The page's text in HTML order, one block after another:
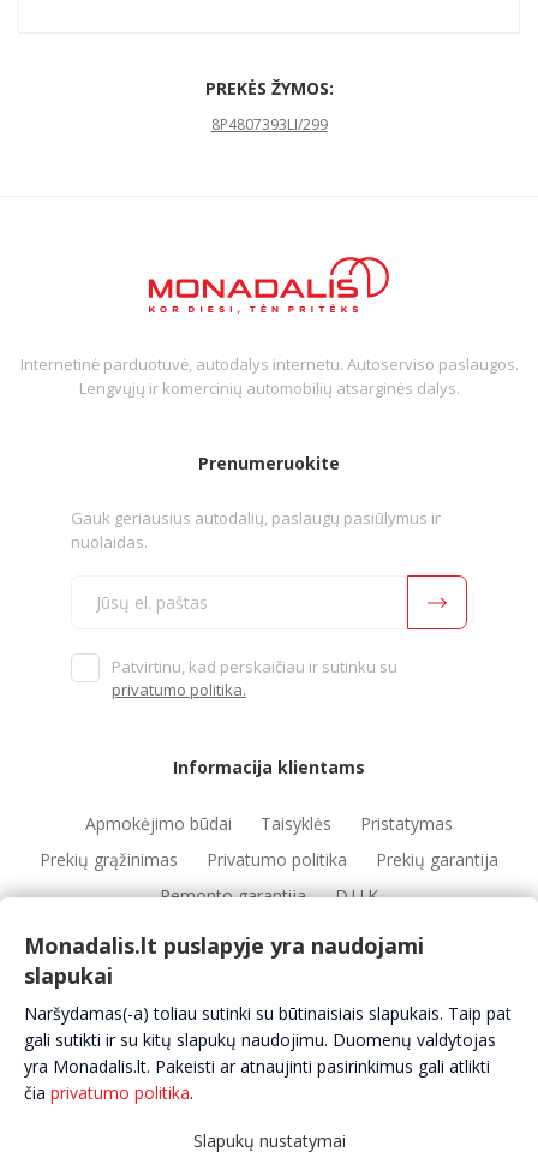
PREKĖS ŽYMOS:
8P4807393LI/299
Internetinė parduotuvė, autodalys internetu. Autoserviso paslaugos.
Lengvųjų ir komercinių automobilių atsarginės dalys.
Prenumeruokite
Gauk geriausius autodalių, paslaugų pasiūlymus ir
nuolaidas.
Patvirtinu, kad perskaičiau ir sutinku su
privatumo politika.
Informacija klientams
Apmokėjimo būdai Taisyklės
Pristatymas
Prekių grąžinimas
Privatumo politika
Prekių garantija
Remonto garantija
D.U.K
Automobilių servisai Automobilių dalys
Apie mus
Kontaktai
Monadalis.lt puslapyje yra naudojami
slapukai
Naršydamas(-a) toliau sutinki su būtinaisiais slapukais. Taip pat
gali sutikti ir su kitų slapukų naudojimu. Duomenų valdytojas
yra Monadalis.lt. Pakeisti ar atnaujinti pasirinkimus gali atlikti
čia privatumo politika.
Slapukų nustatymai